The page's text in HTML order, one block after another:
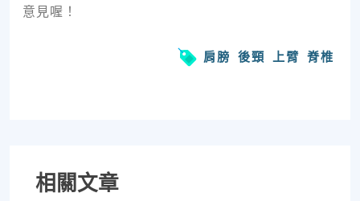
意見喔！
肩膀 後頸 上臂 脊椎
相關文章